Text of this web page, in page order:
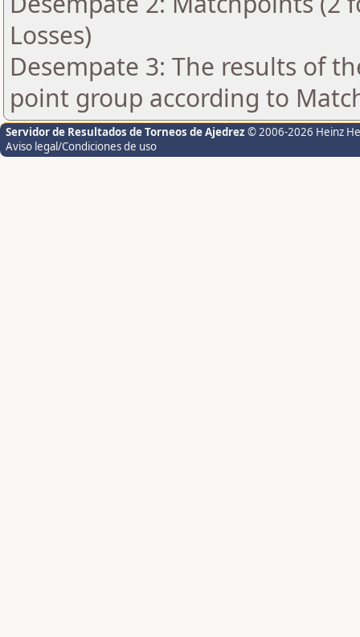
Losses)
Desempate 3: The results of
point group according to
Servidor de Resultados de Torneos de Ajedrez © 2006-2026 Heinz
Aviso legal/Condiciones de uso